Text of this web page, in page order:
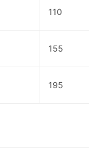
110
155
195